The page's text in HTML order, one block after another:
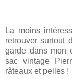
La moins
retrouver surtout
garde dans mon
sac vintage
râteaux et pelles !